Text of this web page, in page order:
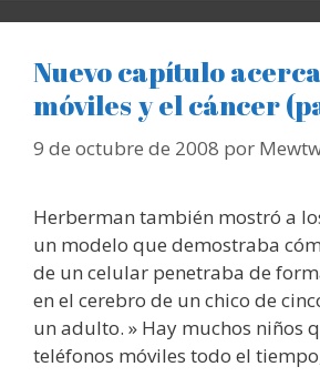
Nuevo capítulo
móviles y el cáncer
9 de octubre de 2008 por
Herberman también mostró a
un modelo que demostraba
de un celular penetraba de
en el cerebro de un chico de
un adulto. » Hay muchos niños
teléfonos móviles todo el